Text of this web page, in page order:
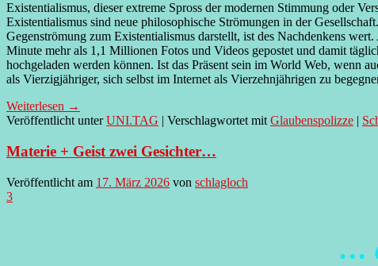
Existentialismus, dieser extreme Spross der modernen Stimmung oder
Existentialismus sind neue philosophische Strömungen in der
Gegenströmung zum Existentialismus darstellt, ist des Nachdenkens
Minute mehr als 1,1 Millionen Fotos und Videos gepostet und damit
hochgeladen werden können. Ist das Präsent sein im World Web, wenn
als Vierzigjähriger, sich selbst im Internet als Vierzehnjährigen zu
Weiterlesen →
Veröffentlicht unter UNI.TAG | Verschlagwortet mit Glaubenspolizze |
Materie + Geist zwei Gesichter…
Veröffentlicht am 17. März 2026 von schlagloch
3
…